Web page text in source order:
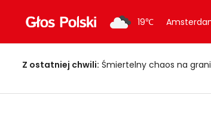
19℃
Z ostatniej chwili: Upał może być zdrowy?!